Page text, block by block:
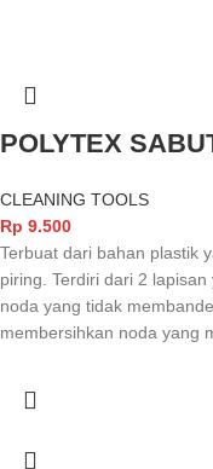
POLYTEX
CLEANING TOOLS
Rp 9.500
Terbuat dari bahan plastik
piring. Terdiri dari 2
noda yang tidak
membersihkan noda yang